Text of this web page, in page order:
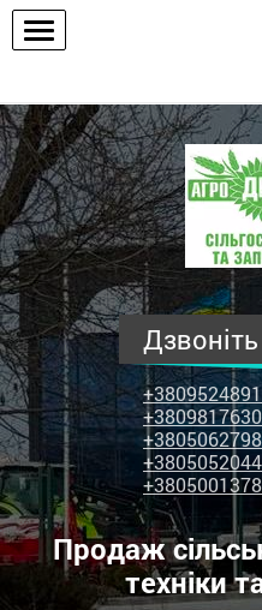
ПП
"Агродім-
центр"
-
продаж
техніки
та
запчастин
Продаж
техніки